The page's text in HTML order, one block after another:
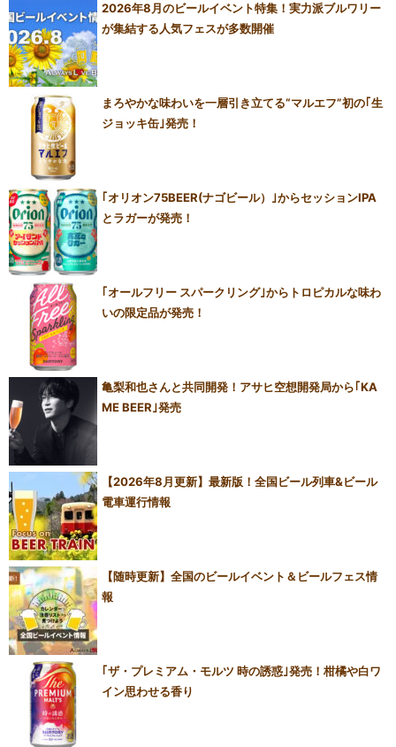
2026年8月のビールイベント特集！実力派ブルワリー
が集結する人気フェスが多数開催
まろやかな味わいを一層引き立てる“マルエフ”初の｢生
ジョッキ缶｣発売！
｢オリオン75BEER(ナゴビール）｣からセッションIPA
とラガーが発売！
｢オールフリー スパークリング｣からトロピカルな味わ
いの限定品が発売！
亀梨和也さんと共同開発！アサヒ空想開発局から｢KA
ME BEER｣発売
【2026年8月更新】最新版！全国ビール列車&ビール
電車運行情報
【随時更新】全国のビールイベント＆ビールフェス情
報
｢ザ・プレミアム・モルツ 時の誘惑｣発売！柑橘や白ワ
イン思わせる香り